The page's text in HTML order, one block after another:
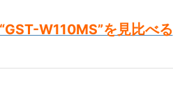
W110MS”を見比べる